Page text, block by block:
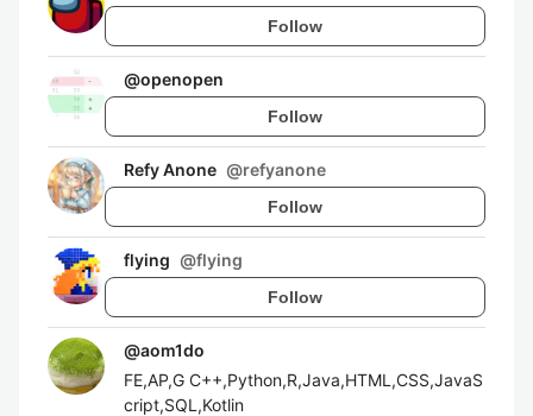
Follow
@openopen
Follow
Refy Anone @refyanone
Follow
flying @flying
Follow
@aom1do
FE,AP,G C++,Python,R,Java,HTML,CSS,JavaS
cript,SQL,Kotlin